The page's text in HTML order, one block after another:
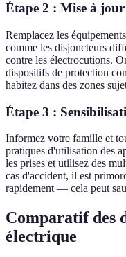
Étape 2 : Mise à jour
Remplacez les
comme les disjoncteurs
contre les électrocutions.
dispositifs de protection
habitez dans des zones
Étape 3 :
Informez votre famille et
pratiques d'utilisation des
les prises et utilisez des
cas d'accident, il est
rapidement — cela peut
Comparatif des
électrique